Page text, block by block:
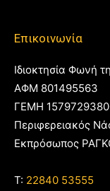
Επικοινωνία
Ιδιοκτησία Φωνή
ΑΦΜ 801495563
ΓΕΜΗ
Περιφερειακός
Εκπρόσωπος
T: 22840 53555